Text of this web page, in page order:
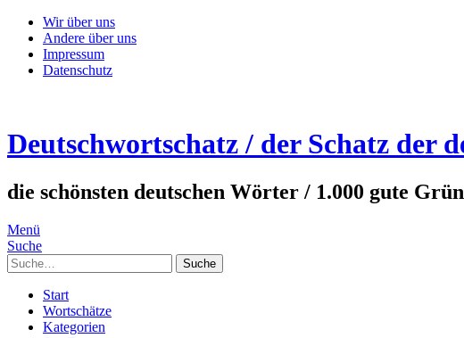
Wir über uns
Andere über uns
Impressum
Datenschutz
Deutschwortschatz / der Schatz der
die schönsten deutschen Wörter / 1.000 gute
Menü
Suche
Suche
Start
Wortschätze
Kategorien